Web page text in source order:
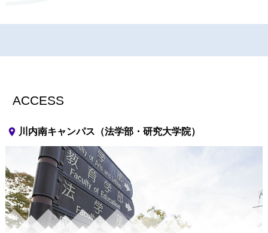
ACCESS
place 川内南キャンパス（法学部・研究大学院）